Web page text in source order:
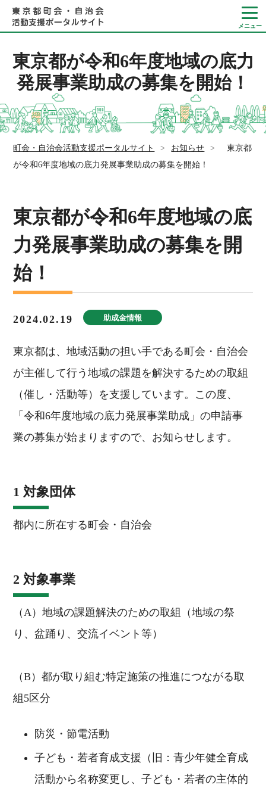
Language
やさしい日本語
ひらがなをつける
東京都が令和6年度地域の底力
発展事業助成の募集を開始！
町会・自治会活動支援ポータルサイト > お知らせ >
東京都
が令和6年度地域の底力発展事業助成の募集を開始！
東京都が令和6年度地域の底
力発展事業助成の募集を開
始！
2024.02.19 助成金情報
東京都は、地域活動の担い手である町会・自治会
が主催して行う地域の課題を解決するための取組
（催し・活動等）を支援しています。この度、
「令和6年度地域の底力発展事業助成」の申請事
業の募集が始まりますので、お知らせします。
1 対象団体
都内に所在する町会・自治会
2 対象事業
（A）地域の課題解決のための取組（地域の祭
り、盆踊り、交流イベント等）
（B）都が取り組む特定施策の推進につながる取
組5区分
防災・節電活動
子ども・若者育成支援（旧：青少年健全育成
活動から名称変更し、子ども・若者の主体的